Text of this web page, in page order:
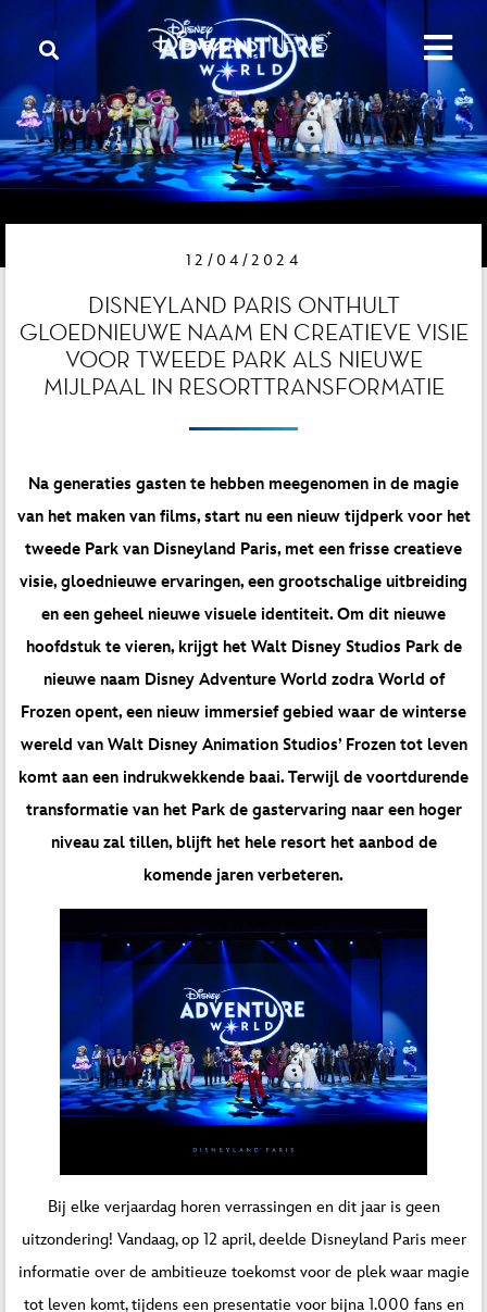
12/04/2024
DISNEYLAND PARIS ONTHULT
GLOEDNIEUWE NAAM EN CREATIEVE VISIE
VOOR TWEEDE PARK ALS NIEUWE
MIJLPAAL IN RESORTTRANSFORMATIE
Na generaties gasten te hebben meegenomen in de magie
van het maken van films, start nu een nieuw tijdperk voor het
tweede Park van Disneyland Paris, met een frisse creatieve
visie, gloednieuwe ervaringen, een grootschalige uitbreiding
en een geheel nieuwe visuele identiteit. Om dit nieuwe
hoofdstuk te vieren, krijgt het Walt Disney Studios Park de
nieuwe naam Disney Adventure World zodra World of
Frozen opent, een nieuw immersief gebied waar de winterse
wereld van Walt Disney Animation Studios’ Frozen tot leven
komt aan een indrukwekkende baai. Terwijl de voortdurende
transformatie van het Park de gastervaring naar een hoger
niveau zal tillen, blijft het hele resort het aanbod de
komende jaren verbeteren.
Bij elke verjaardag horen verrassingen en dit jaar is geen
uitzondering! Vandaag, op 12 april, deelde Disneyland Paris meer
informatie over de ambitieuze toekomst voor de plek waar magie
tot leven komt, tijdens een presentatie voor bijna 1.000 fans en